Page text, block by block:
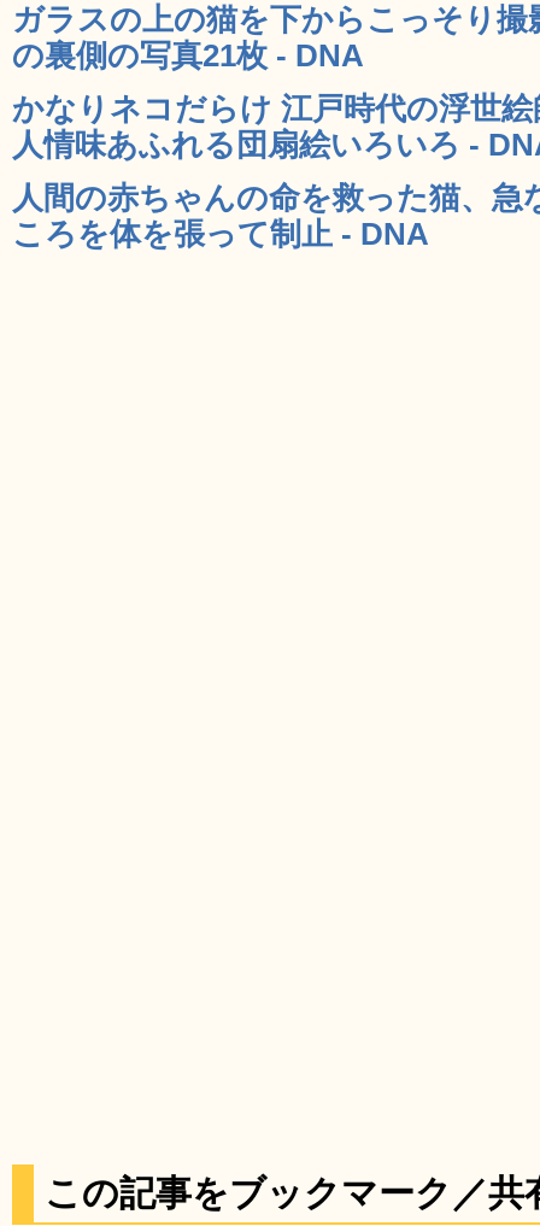
ガラスの上の猫を下からこっそり
の裏側の写真21枚 - DNA
かなりネコだらけ 江戸時代の浮世
人情味あふれる団扇絵いろいろ -
人間の赤ちゃんの命を救った猫、急
ころを体を張って制止 - DNA
この記事をブックマーク／共